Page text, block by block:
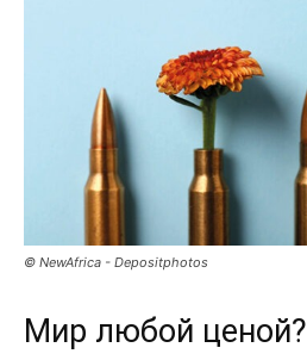
© NewAfrica - Depositphotos
Мир любой ценой?